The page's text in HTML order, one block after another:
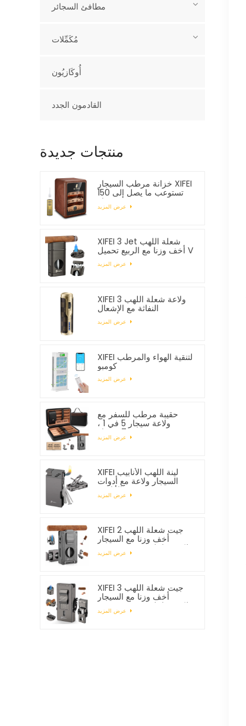
مطافئ السجائر
مُكَمِّلات
أُوكَازيُون
القادمون الجدد
منتجات جديدة
خزانة مرطب السيجار XIFEI
تستوعب ما يصل إلى 150
سيجار
XIFEI 3 Jet شعلة اللهب
أخف وزنا مع الربيع تحميل V
القاطع
XIFEI 3 ولاعة شعلة اللهب
النفاثة مع الإشعال
الإلكتروني
XIFEI لتنقية الهواء والمرطب
كومبو
حقيبة مرطب للسفر مع
ولاعة سيجار 5 في 1 ،
تستوعب 7 سيجار
XIFEI لينة اللهب الأنابيب
السيجار ولاعة مع أدوات
الأنابيب
XIFEI 2 جيت شعلة اللهب
أخف وزنا مع السيجار
Vcutter لكمة حامل رسم
محسن
XIFEI 3 جيت شعلة اللهب
أخف وزنا مع السيجار
Vcutter لكمة حامل رسم
محسن